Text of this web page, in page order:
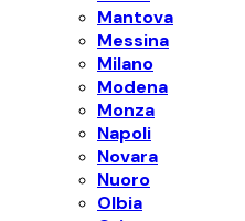
Mantova
Messina
Milano
Modena
Monza
Napoli
Novara
Nuoro
Olbia